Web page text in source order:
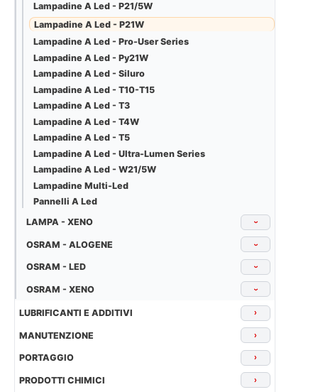
Lampadine A Led - P21/5W
Lampadine A Led - P21W
Lampadine A Led - Pro-User Series
Lampadine A Led - Py21W
Lampadine A Led - Siluro
Lampadine A Led - T10-T15
Lampadine A Led - T3
Lampadine A Led - T4W
Lampadine A Led - T5
Lampadine A Led - Ultra-Lumen Series
Lampadine A Led - W21/5W
Lampadine Multi-Led
Pannelli A Led
LAMPA - XENO
›
OSRAM - ALOGENE ›
OSRAM - LED ›
OSRAM - XENO ›
LUBRIFICANTI E ADDITIVI ›
MANUTENZIONE ›
PORTAGGIO ›
PRODOTTI CHIMICI ›